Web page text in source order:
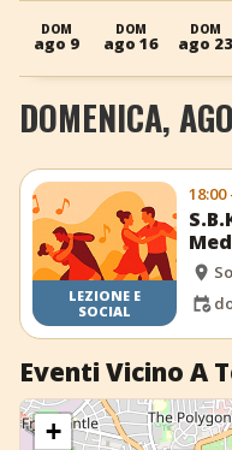
Aggiungi evento
DOM
ago 9
DOM
ago 16
DOM
ago 23
DOMENICA,
LEZIONE E
SOCIAL
18:00
Eventi Vicino A
+